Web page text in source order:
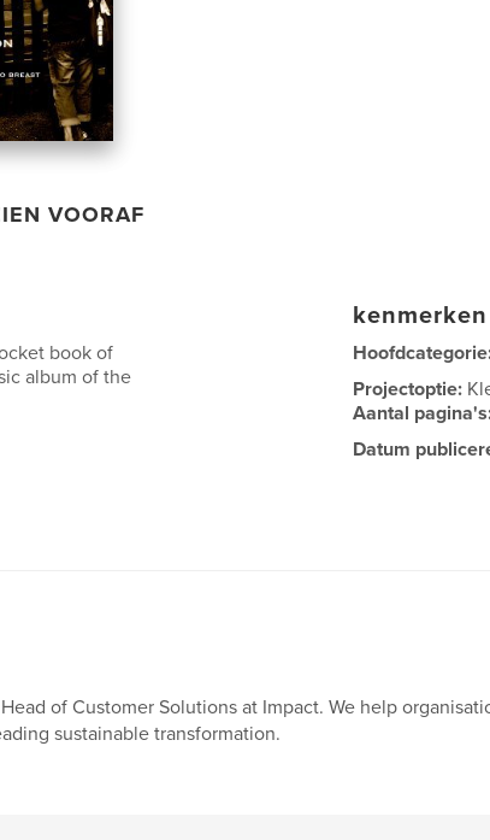
VOORAF
book of
album of the
Projectoptie:
Aantal
Datum
of Customer Solutions at Impact. We help
sustainable transformation.